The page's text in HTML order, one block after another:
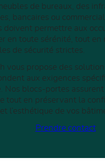
de bureaux, des
bancaires ou
doivent permettre aux
en toute sérénité, tout en
de sécurité strictes.
vous propose des
aux exigences
Nos blocs-portes
tout en préservant la
l’esthétique de vos
Prendre contact